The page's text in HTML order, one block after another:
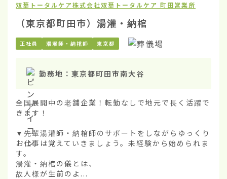
双葉トータルケア株式会社双葉トータルケア 町田営業所
（東京都町田市）湯灌・納棺
正社員 湯灌師・納棺師 東京都
勤務地： 東京都町田市南大谷
全国展開中の老舗企業！転勤なしで地元で長く活躍で
きます！
▼先輩湯灌師・納棺師のサポートをしながらゆっくり
お仕事は覚えていきましょう。未経験から始められま
す。
湯灌・納棺の儀とは、
故人様が生前のよ...